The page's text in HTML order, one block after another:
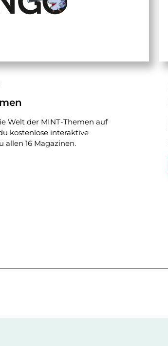
Welt der MINT-Themen auf
kostenlose interaktive
allen 16 Magazinen.